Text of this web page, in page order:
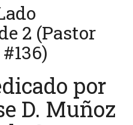
2 (Pastor
por
D. Muñoz